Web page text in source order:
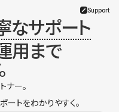
Support
なサポート
用まで
ナー。
ートをわかりやすく。